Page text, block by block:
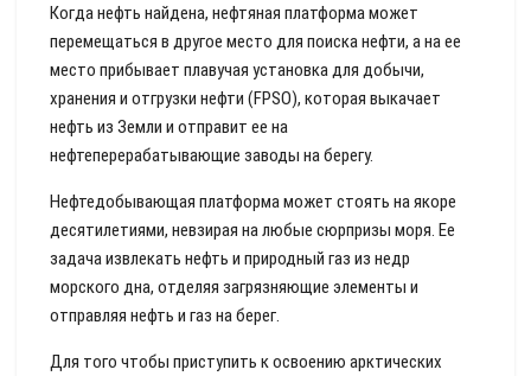
Когда нефть найдена, нефтяная платформа может
перемещаться в другое место для поиска нефти, а на ее
место прибывает плавучая установка для добычи,
хранения и отгрузки нефти (FPSO), которая выкачает
нефть из Земли и отправит ее на
нефтеперерабатывающие заводы на берегу.
Нефтедобывающая платформа может стоять на якоре
десятилетиями, невзирая на любые сюрпризы моря. Ее
задача извлекать нефть и природный газ из недр
морского дна, отделяя загрязняющие элементы и
отправляя нефть и газ на берег.
Для того чтобы приступить к освоению арктических